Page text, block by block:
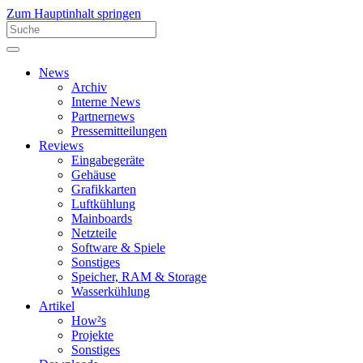
Zum Hauptinhalt springen
News
Archiv
Interne News
Partnernews
Pressemitteilungen
Reviews
Eingabegeräte
Gehäuse
Grafikkarten
Luftkühlung
Mainboards
Netzteile
Software & Spiele
Sonstiges
Speicher, RAM & Storage
Wasserkühlung
Artikel
How²s
Projekte
Sonstiges